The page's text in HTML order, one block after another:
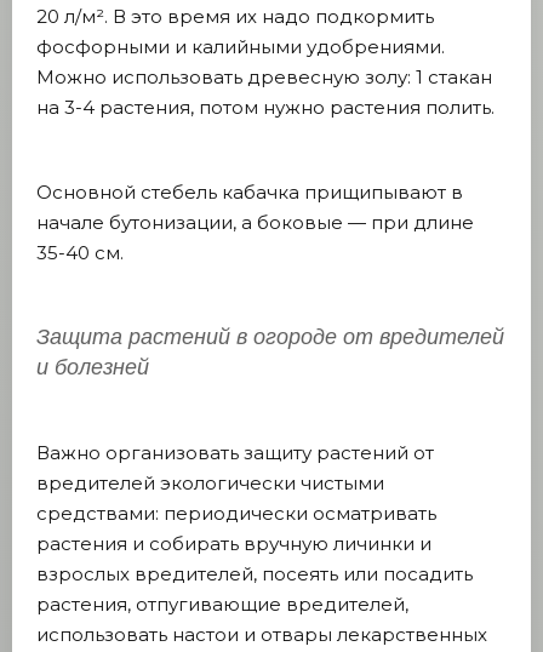
20 л/м². В это время их надо подкормить
фосфорными и калийными удобрениями.
Можно использовать древесную золу: 1 стакан
на 3-4 растения, потом нужно растения полить.
Основной стебель кабачка прищипывают в
начале бутонизации, а боковые — при длине
35-40 см.
Защита растений в огороде от вредителей
и болезней
Важно организовать защиту растений от
вредителей экологически чистыми
средствами: периодически осматривать
растения и собирать вручную личинки и
взрослых вредителей, посеять или посадить
растения, отпугивающие вредителей,
использовать настои и отвары лекарственных